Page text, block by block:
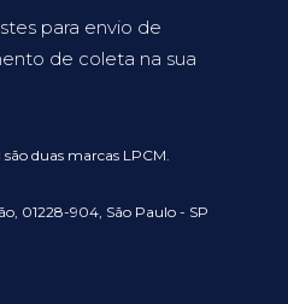
para envio de
de coleta na sua
duas marcas LPCM.
01228-904, São Paulo - SP